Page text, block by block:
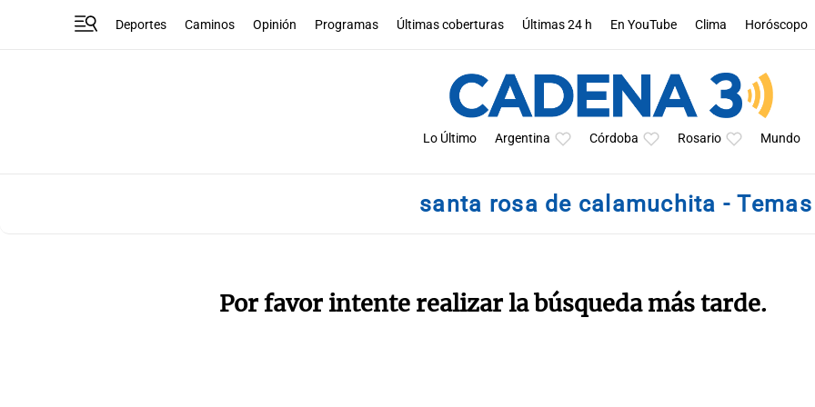
Deportes Caminos Opinión Programas Últimas coberturas Últimas 24 h En YouTube Clima Horóscopo
Lo Último Argentina Córdoba Rosario Mundo
santa rosa de calamuchita - Temas
Por favor intente realizar la búsqueda más tarde.